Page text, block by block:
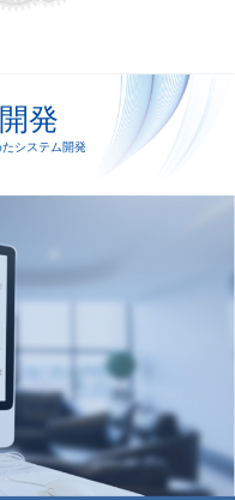
発
システム開発